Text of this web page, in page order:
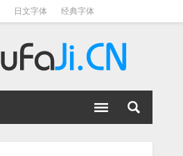
日文字体 经典字体